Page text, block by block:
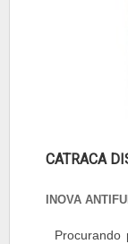
CATRACA
INOVA
Procurando